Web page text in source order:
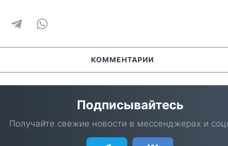
КОММЕНТАРИИ
Подписывайтесь
Получайте свежие новости в мессенджерах и